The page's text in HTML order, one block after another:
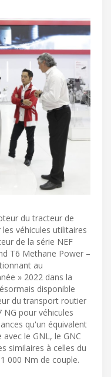
du tracteur de
véhicules utilitaires
de la série NEF
T6 Methane Power –
au
» 2022 dans la
disponible
du transport routier
pour véhicules
qu'un équivalent
le GNL, le GNC
similaires à celles du
000 Nm de couple.